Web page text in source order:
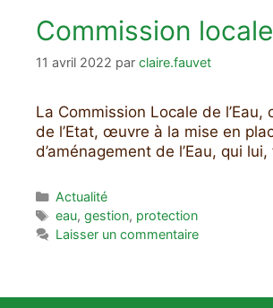
Commission
11 avril 2022 par claire.fauvet
La Commission Locale de
de l’Etat, œuvre à la mise en
d’aménagement de l’Eau, qui
Catégories
Actualité
Étiquettes
eau, gestion, protection
Laisser un commentaire